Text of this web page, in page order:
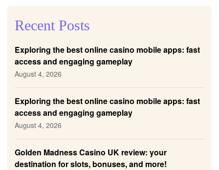
Recent Posts
Exploring the best online casino mobile apps: fast
access and engaging gameplay
August 4, 2026
Exploring the best online casino mobile apps: fast
access and engaging gameplay
August 4, 2026
Golden Madness Casino UK review: your
destination for slots, bonuses, and more!